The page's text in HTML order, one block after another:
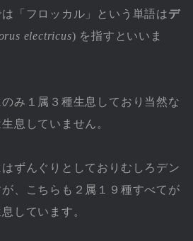
「フロッカル」という単語はデ
electricus) を指すといいま
み１属３種生息しており当然な
息していません。
ずんぐりとしておりむしろデン
、こちらも２属１９種すべてが
しています。